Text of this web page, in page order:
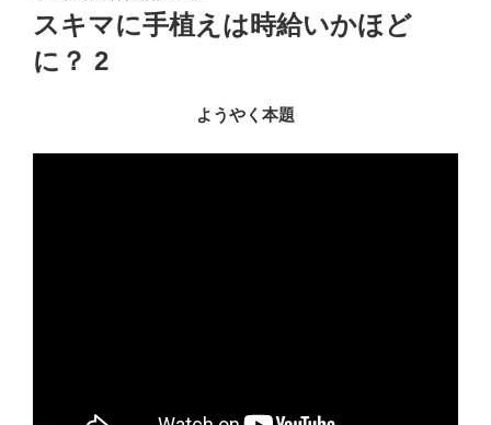
稿
日:
スキマに手植えは時給いかほど
に？ 2
ようやく本題